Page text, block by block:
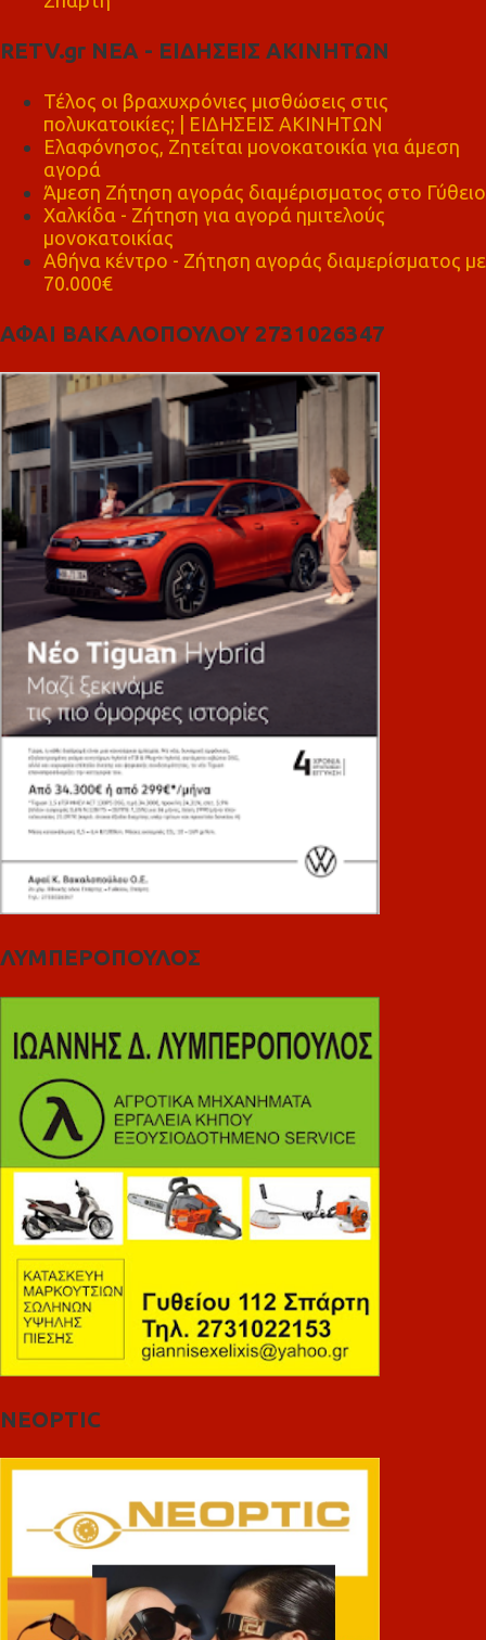
RETV.gr ΝΕΑ - ΕΙΔΗΣΕΙΣ ΑΚΙΝΗΤΩΝ
Τέλος οι βραχυχρόνιες μισθώσεις στις
πολυκατοικίες; | ΕΙΔΗΣΕΙΣ ΑΚΙΝΗΤΩΝ
Ελαφόνησος, Ζητείται μονοκατοικία για άμεση
αγορά
Άμεση Ζήτηση αγοράς διαμέρισματος στο Γύθειο
Χαλκίδα - Ζήτηση για αγορά ημιτελούς
μονοκατοικίας
Αθήνα κέντρο - Ζήτηση αγοράς διαμερίσματος με
70.000€
ΑΦΑΙ ΒΑΚΑΛΟΠΟΥΛΟΥ 2731026347
ΛΥΜΠΕΡΟΠΟΥΛΟΣ
NEOPTIC